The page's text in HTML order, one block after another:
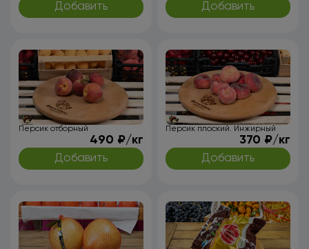
Добавить Добавить
Персик отборный
490 ₽/кг
Добавить
Персик плоский. Инжирный
370 ₽/кг
Добавить